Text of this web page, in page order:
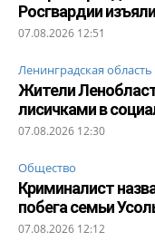
Росгвардии
07.08.2026 12:51
Ленинградская область
Жители
лисичками в
07.08.2026 12:30
Общество
Криминалист
побега семьи
07.08.2026 12:12